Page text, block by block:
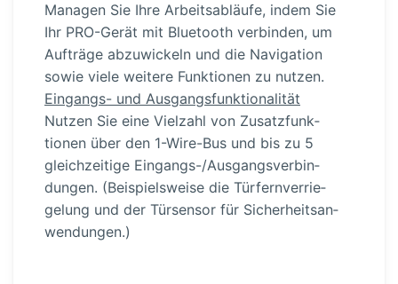
Managen Sie Ihre Arbeits­ab­läufe, indem Sie
Ihr PRO-Gerät mit Bluetooth verbinden, um
Aufträge abzuwickeln und die Navigation
sowie viele weitere Funktionen zu nutzen.
Eingangs- und Ausgangs­funk­tio­na­lität
Nutzen Sie eine Vielzahl von Zusatz­funk­
tionen über den 1-Wire-Bus und bis zu 5
gleich­zeitige Eingangs-/Ausgangs­ver­bin­
dungen. (Beispiels­weise die Türfern­ver­rie­
gelung und der Türsensor für Sicher­heits­an­
wen­dungen.)